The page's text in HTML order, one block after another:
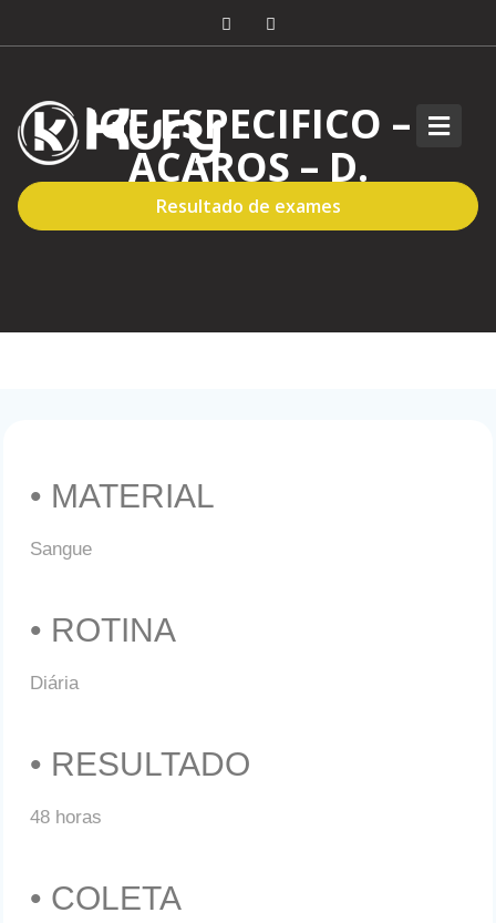
Resultado de exames
IGE ESPECIFICO –
ACAROS – D.
PTERONYSSINUS
• MATERIAL
Sangue
• ROTINA
Diária
• RESULTADO
48 horas
• COLETA